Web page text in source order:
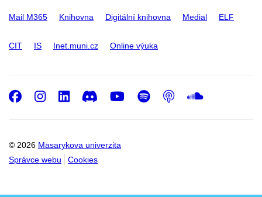
Mail M365 Knihovna Digitální knihovna Medial ELF
CIT IS Inet.muni.cz Online výuka
© 2026 Masarykova univerzita
Správce webu
Cookies
Facebook
Instagram
LinkedIn
DiscordYoutube
Spotify
Podcast